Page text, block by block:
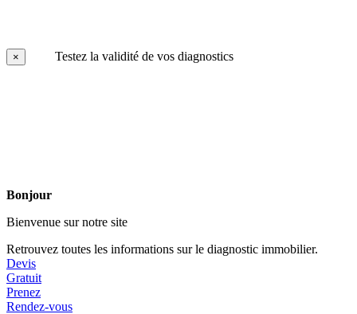
× Testez la validité de vos diagnostics
Bonjour
Bienvenue sur notre site
Retrouvez toutes les informations sur le diagnostic immobilier.
Devis
Gratuit
Prenez
Rendez-vous